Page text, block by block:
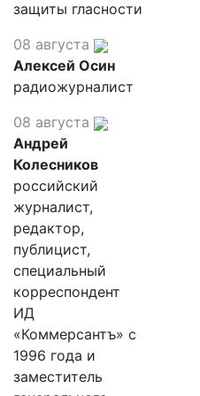
защиты гласности
08 августа
Алексей Осин
радиожурналист
08 августа
Андрей
Колесников
российский
журналист,
редактор,
публицист,
специальный
корреспондент
ИД
«Коммерсантъ» с
1996 года и
заместитель